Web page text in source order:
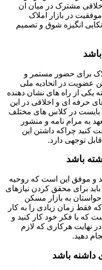
مشترک در میان ان
در بازار املاک
انگیزه شوق و تصمیم
برای حضور مستمر و
عضویت در اتحادیه ملی
یکی از راه های نشان دهنده
حرفه ای و اخلاقی در این
بایست در کلاس های مختلف
به مرام نامه و منشور
کنید چراکه داشتن این
توجهی دارد.
باشد
و موفق این است که روحیه
برای محقق کردن نیازهای
به بازار مسکن
فقط زمان زیادی را به کار
که با فکر خود کار کنید و
نهایت هرکاری که لازم
دهید.
داشنه باشد